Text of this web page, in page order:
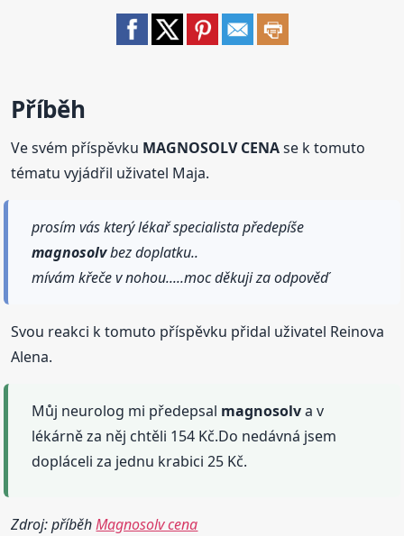
Příběh
Ve svém příspěvku MAGNOSOLV CENAse k tomuto
tématu vyjádřil uživatel Maja.
prosím vás který lékař specialista předepíše
magnosolvbez doplatku..
mívám křeče v nohou.....moc děkuji za odpověď
Svou reakci k tomuto příspěvku přidal uživatel Reinova
Alena.
Můj neurolog mi předepsal magnosolva v
lékárně za něj chtěli 154 Kč.Do nedávná jsem
dopláceli za jednu krabici 25 Kč.
Zdroj: příběhMagnosolv cena